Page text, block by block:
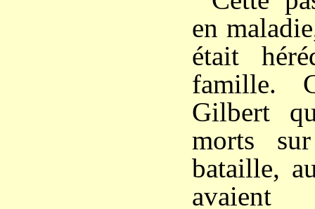
en
était
famille.
Gilbert
morts
bataille,